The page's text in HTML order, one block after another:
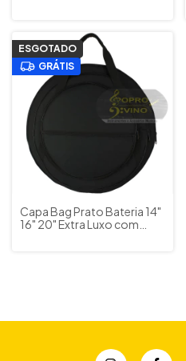
ESGOTADO
GRÁTIS
Capa Bag Prato Bateria 14"
16" 20" Extra Luxo com